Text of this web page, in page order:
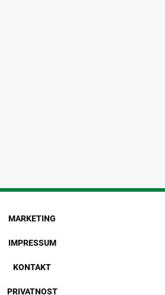
MARKETING
IMPRESSUM
KONTAKT
PRIVATNOST